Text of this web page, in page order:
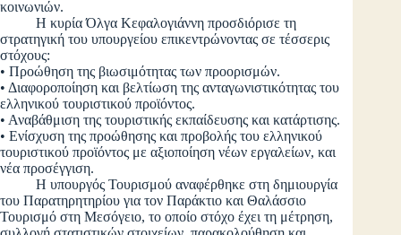
κοινωνιών.
Η κυρία Όλγα Κεφαλογιάννη προσδιόρισε τη
στρατηγική του υπουργείου επικεντρώνοντας σε τέσσερις
στόχους:
• Προώθηση της βιωσιμότητας των προορισμών.
• Διαφοροποίηση και βελτίωση της ανταγωνιστικότητας του
ελληνικού τουριστικού προϊόντος.
• Αναβάθμιση της τουριστικής εκπαίδευσης και κατάρτισης.
• Ενίσχυση της προώθησης και προβολής του ελληνικού
τουριστικού προϊόντος με αξιοποίηση νέων εργαλείων, και
νέα προσέγγιση.
Η υπουργός Τουρισμού αναφέρθηκε στη δημιουργία
του Παρατηρητηρίου για τον Παράκτιο και Θαλάσσιο
Τουρισμό στη Μεσόγειο, το οποίο στόχο έχει τη μέτρηση,